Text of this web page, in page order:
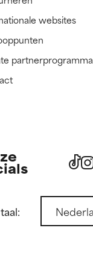
websites
partnerprogramma